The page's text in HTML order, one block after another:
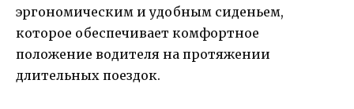
эргономическим и удобным сиденьем,
которое обеспечивает комфортное
положение водителя на протяжении
длительных поездок.